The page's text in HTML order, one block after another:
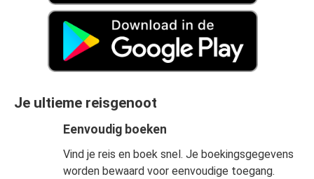
Je ultieme reisgenoot
Eenvoudig boeken
Vind je reis en boek snel. Je boekingsgegevens
worden bewaard voor eenvoudige toegang.